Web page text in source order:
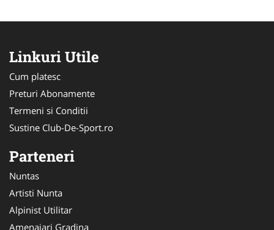
Linkuri Utile
Cum platesc
Preturi Abonamente
Termeni si Conditii
Sustine Club-De-Sport.ro
Parteneri
Nuntas
Artisti Nunta
Alpinist Utilitar
Amenajari Gradina